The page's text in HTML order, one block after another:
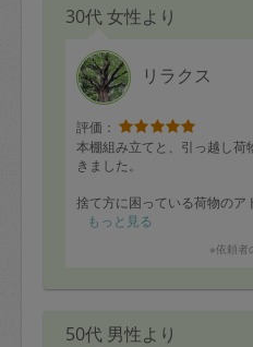
30代 女性より
リラクス
評価：
本棚組み立てと、引っ越し荷
きました。
捨て方に困っている荷物のア
助かりました。
が進まないのか明確になる
ことがわかり、整理用の棚を
もっと見る
※依頼者
50代 男性より